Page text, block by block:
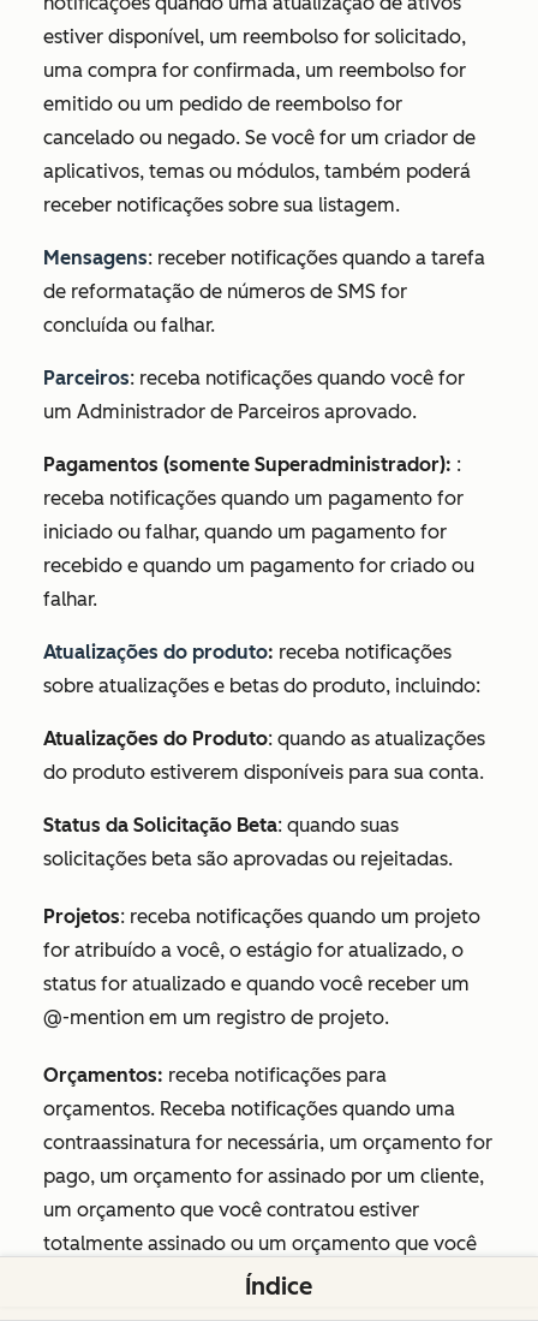
estiver disponível, um reembolso for solicitado,
uma compra for confirmada, um reembolso for
emitido ou um pedido de reembolso for
cancelado ou negado. Se você for um criador de
aplicativos, temas ou módulos, também poderá
receber notificações sobre sua listagem.
Mensagens: receber notificações quando a tarefa
de reformatação de números de SMS for
concluída ou falhar.
Parceiros: receba notificações quando você for
um Administrador de Parceiros aprovado.
Pagamentos (somente Superadministrador): :
receba notificações quando um pagamento for
iniciado ou falhar, quando um pagamento for
recebido e quando um pagamento for criado ou
falhar.
Atualizações do produto: receba notificações
sobre atualizações e betas do produto, incluindo:
Atualizações do Produto: quando as atualizações
do produto estiverem disponíveis para sua conta.
Status da Solicitação Beta: quando suas
solicitações beta são aprovadas ou rejeitadas.
Projetos: receba notificações quando um projeto
for atribuído a você, o estágio for atualizado, o
status for atualizado e quando você receber um
@-mention em um registro de projeto.
Orçamentos: receba notificações para
orçamentos. Receba notificações quando uma
contraassinatura for necessária, um orçamento for
pago, um orçamento for assinado por um cliente,
um orçamento que você contratou estiver
totalmente assinado ou um orçamento que você
possui estiver totalmente assinado.
Índice